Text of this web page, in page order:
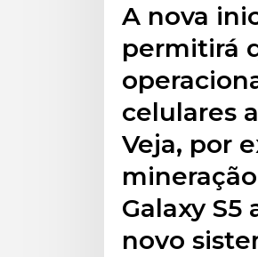
A nova
permitirá
celulares
Veja, por
Galaxy
novo